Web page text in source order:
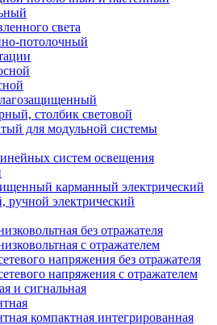
света
потолочный
столбик световой
для модульной системы
систем освещения
карманный электрический
электрический
без отражателя
с отражателем
напряжения без отражателя
напряжения с отражателем
и сигнальная
компактная интегрированная